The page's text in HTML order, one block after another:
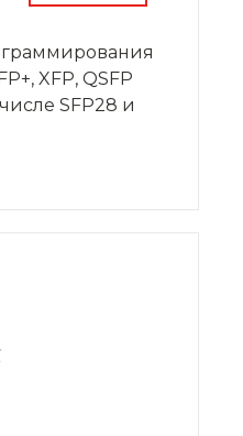
XFP, QSFP
SFP28 и